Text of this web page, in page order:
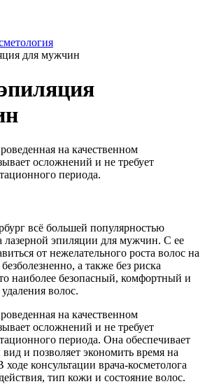
для мужчин
на качественном
осложнений и не требует
периода.
всё большей популярностью
лазерной эпиляции для мужчин. С ее
от нежелательного роста волос на
а также без риска
наиболее безопасный, комфортный и
волос.
на качественном
осложнений и не требует
периода. Она обеспечивает
и позволяет экономить время на
консультации врача-косметолога
тип кожи и состояние волос.